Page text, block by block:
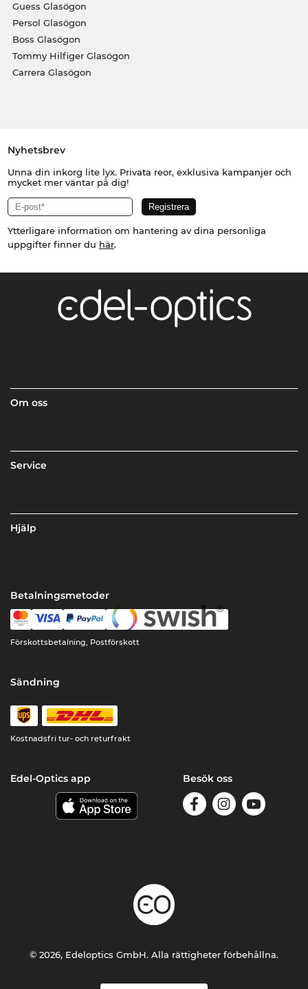
Guess Glasögon
Persol Glasögon
Boss Glasögon
Tommy Hilfiger Glasögon
Carrera Glasögon
Nyhetsbrev
Unna din inkorg lite lyx. Privata reor, exklusiva kampanjer och
mycket mer väntar på dig!
Ytterligare information om hantering av dina personliga
uppgifter finner du här.
Om oss
Service
Hjälp
Betalningsmetoder
Förskottsbetalning, Postförskott
Sändning
Kostnadsfri tur- och returfrakt
Edel-Optics app Besök oss
© 2026, Edeloptics GmbH. Alla rättigheter förbehållna.